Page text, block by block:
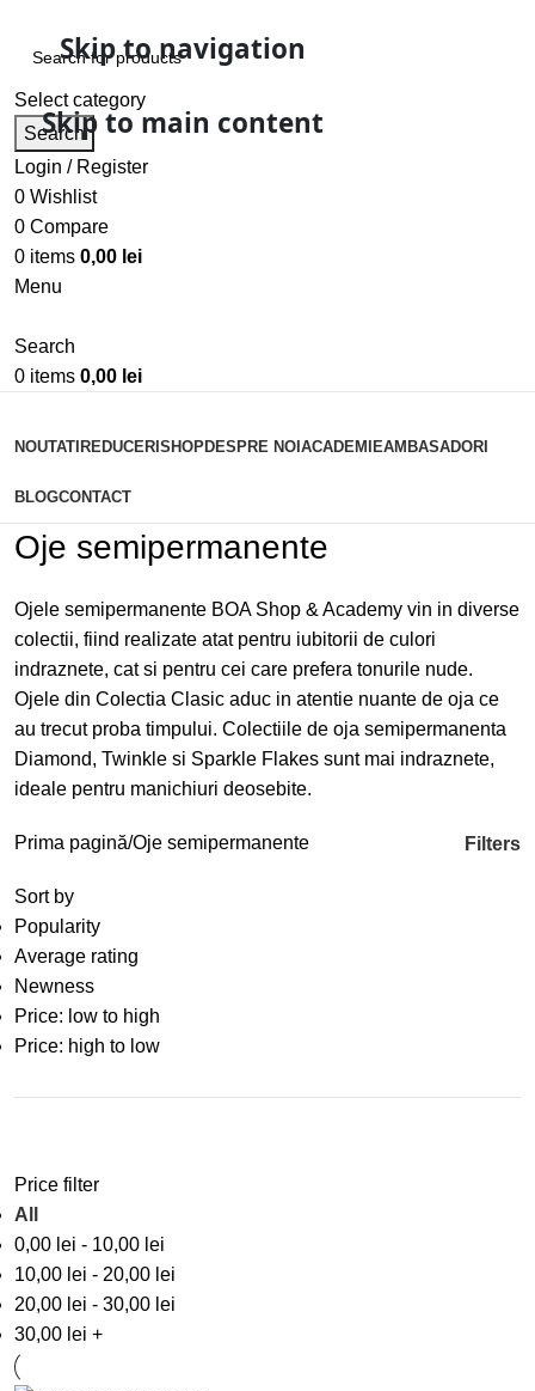
Skip to navigation
Skip to main content
Select category
Search
Login / Register
0 Wishlist
0 Compare
0 items 0,00 lei
Menu
Search
0 items 0,00 lei
NOUTATI REDUCERI SHOPDESPRE NOI ACADEMIEAMBASADORI
BLOGCONTACT
Oje semipermanente
Ojele semipermanente BOA Shop & Academy vin in diverse
colectii, fiind realizate atat pentru iubitorii de culori
indraznete, cat si pentru cei care prefera tonurile nude.
Ojele din Colectia Clasic aduc in atentie nuante de oja ce
au trecut proba timpului. Colectiile de oja semipermanenta
Diamond, Twinkle si Sparkle Flakes sunt mai indraznete,
ideale pentru manichiuri deosebite.
Prima pagină Oje semipermanente Filters
Sort by
Popularity
Average rating
Newness
Price: low to high
Price: high to low
Price filter
All
0,00 lei - 10,00 lei
10,00 lei - 20,00 lei
20,00 lei - 30,00 lei
30,00 lei +